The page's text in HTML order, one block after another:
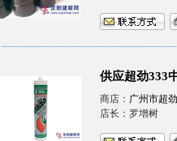
供应超劲333
商店： 广州市超
店长：罗增树